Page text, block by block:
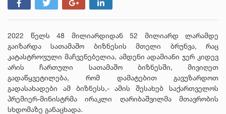
2022 წელს 48 მილიარდიდან 52 მილიარდ ლარამდე
გაიზარდა სათამაშო ბიზნესის მთელი ბრუნვა, რაც
კატასტროფული მაჩვენებელია, ამდენი ადამიანი ჯერ კიდევ
არის ჩართული სათამაშო ბიზნესში, მივიღეთ
გადაწყვეტილება, რომ დამატებით გავუზარდოთ
გადასახადები ამ ბიზნესს,- ამის შესახებ საქართველოს
პრემიერ-მინისტრმა ირაკლი ღარიბაშვილმა მთავრობის
სხდომაზე განაცხადა.